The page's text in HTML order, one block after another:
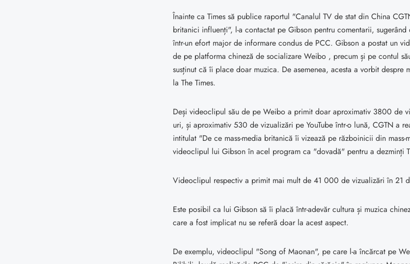
Înainte ca Times să publice raportul "Canalul TV de stat din China
britanici influenți", l-a contactat pe Gibson pentru comentarii,
într-un efort major de informare condus de PCC. Gibson a postat un
de pe platforma chineză de socializare Weibo , precum și pe contul
susținut că îi place doar muzica. De asemenea, acesta a vorbit despre
la The Times.
Deși videoclipul său de pe Weibo a primit doar aproximativ 3800 de
uri, și aproximativ 530 de vizualizări pe YouTube într-o lună, CGTN a
intitulat "De ce mass-media britanică îi vizează pe războinicii din mass-
videoclipul lui Gibson în acel program ca "dovadă" pentru a dezminți
Videoclipul respectiv a primit mai mult de 41 000 de vizualizări în 21
Este posibil ca lui Gibson să îi placă într-adevăr cultura și muzica
care a fost implicat nu se referă doar la acest aspect.
De exemplu, videoclipul "Song of Maonan", pe care l-a încărcat pe